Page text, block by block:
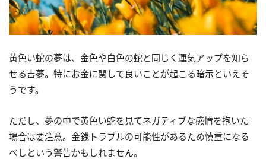
黄色い蛇の夢は、金色や白色の蛇と同じく運気アップを知ら
せる吉夢。特にお金に関して良いことが起こる暗示といえそ
うです。
ただし、夢の中で黄色い蛇を見てネガティブな感情を抱いた
場合は要注意。金銭トラブルの可能性があるため慎重になる
べしという警告かもしれません。